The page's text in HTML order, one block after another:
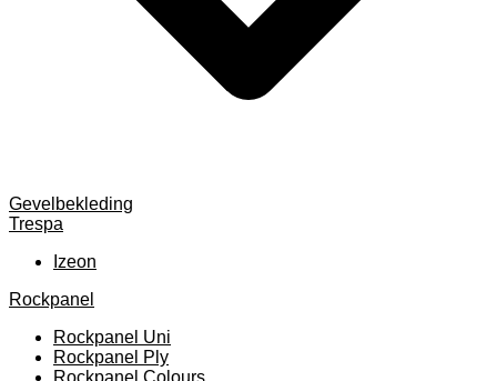
Gevelbekleding
Trespa
Izeon
Rockpanel
Rockpanel Uni
Rockpanel Ply
Rockpanel Colours